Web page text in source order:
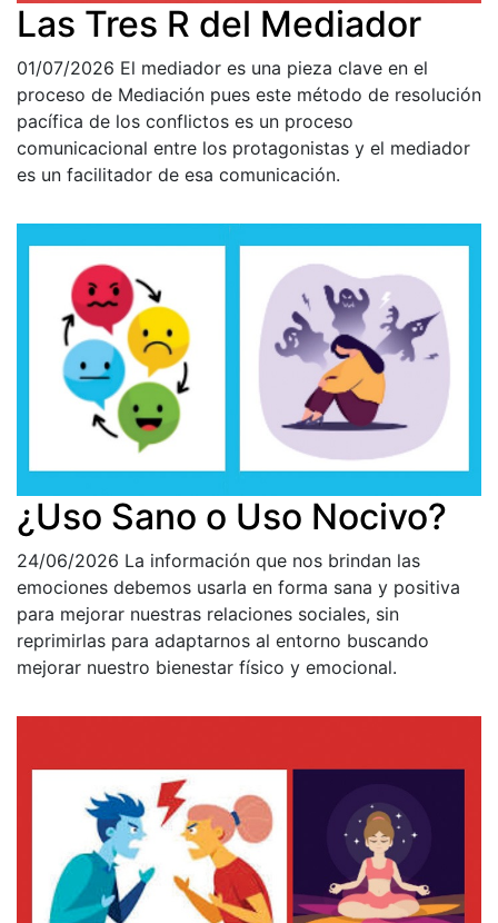
Las Tres R del Mediador
01/07/2026 El mediador es una pieza clave en el
proceso de Mediación pues este método de resolución
pacífica de los conflictos es un proceso
comunicacional entre los protagonistas y el mediador
es un facilitador de esa comunicación.
¿Uso Sano o Uso Nocivo?
24/06/2026 La información que nos brindan las
emociones debemos usarla en forma sana y positiva
para mejorar nuestras relaciones sociales, sin
reprimirlas para adaptarnos al entorno buscando
mejorar nuestro bienestar físico y emocional.